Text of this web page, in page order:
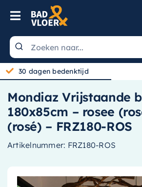
Skip to content
Toggle Navigation
Wastafels
Toiletten
Spiegels
Kranen
Douche
30 dagen bedenktijd
Mondiaz Vrijstaande
180x85cm – rosee
(rosé) – FRZ180-ROS
Artikelnummer: FRZ180-ROS